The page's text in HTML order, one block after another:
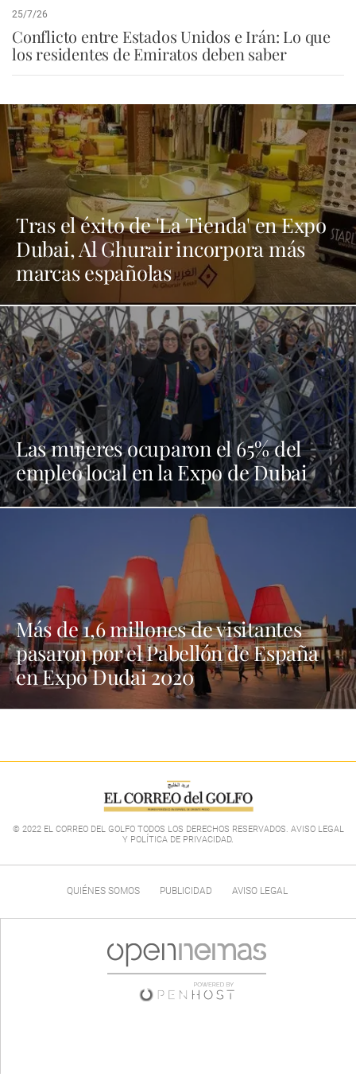
25/7/26
Conflicto entre Estados Unidos e Irán: Lo que
los residentes de Emiratos deben saber
Tras el éxito de 'La Tienda' en Expo
Dubai, Al Ghurair incorpora más
marcas españolas
Las mujeres ocuparon el 65% del
empleo local en la Expo de Dubai
Más de 1,6 millones de visitantes
pasaron por el Pabellón de España
en Expo Dudai 2020
© 2022 EL CORREO DEL GOLFO TODOS LOS DERECHOS RESERVADOS. AVISO LEGAL
Y POLÍTICA DE PRIVACIDAD.
QUIÉNES SOMOS PUBLICIDAD AVISO LEGAL